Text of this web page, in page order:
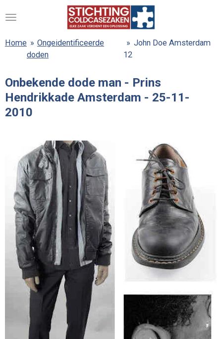
direct
de
hoofdinhoud
Home » Ongeidentificeerde
doden
» John Doe Amsterdam
12
Onbekende dode man - Prins
Hendrikkade Amsterdam - 25-11-
2010